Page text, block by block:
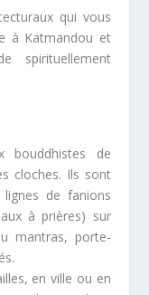
qui vous
à Katmandou et
spirituellement
bouddhistes de
cloches. Ils sont
de fanions
à prières) sur
mantras, porte-
en ville ou en